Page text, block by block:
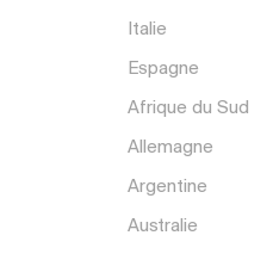
Italie
Espagne
Afrique du Sud
Allemagne
Argentine
Australie